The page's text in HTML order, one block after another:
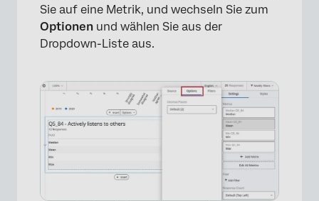
Sie auf eine Metrik, und wechseln Sie zum
Optionen und wählen Sie aus der
Dropdown-Liste aus.